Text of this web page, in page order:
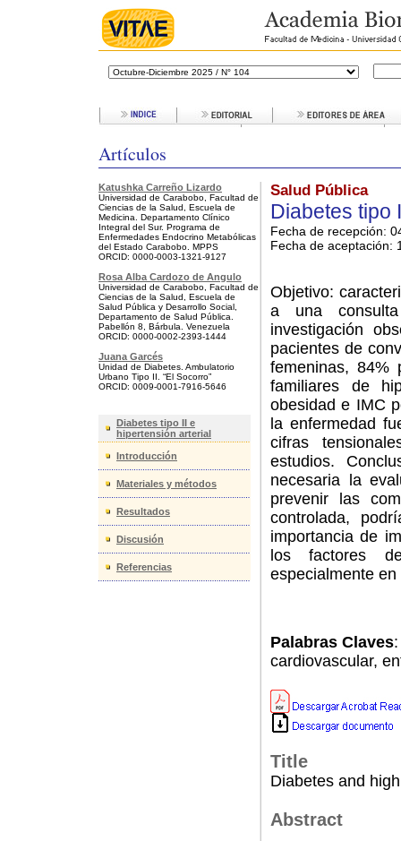
Artículos
Katushka Carreño Lizardo
Universidad de Carabobo, Facultad de
Ciencias de la Salud, Escuela de
Medicina. Departamento Clínico
Integral del Sur. Programa de
Enfermedades Endocrino Metabólicas
del Estado Carabobo. MPPS
ORCID: 0000-0003-1321-9127
Rosa Alba Cardozo de Angulo
Universidad de Carabobo, Facultad de
Ciencias de la Salud, Escuela de
Salud Pública y Desarrollo Social,
Departamento de Salud Pública.
Pabellón 8, Bárbula. Venezuela
ORCID: 0000-0002-2393-1444
Juana Garcés
Unidad de Diabetes. Ambulatorio
Urbano Tipo II. “El Socorro”
ORCID: 0009-0001-7916-5646
Diabetes tipo II e
hipertensión arterial
Introducción
Materiales y métodos
Resultados
Discusión
Referencias
Salud Pública
Diabetes tipo
Fecha de recepción:
Fecha de aceptación:
Objetivo:
a una
investigación
pacientes de
femeninas, 84%
familiares de
obesidad e IMC
la enfermedad
cifras
estudios.
necesaria la
prevenir las
controlada,
importancia de
los factores
especialmente
Palabras Claves
cardiovascular,
Title
Diabetes and
Abstract